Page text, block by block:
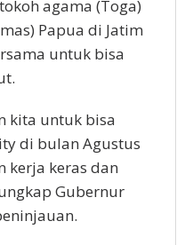
agama (Toga)
Papua di Jatim
untuk bisa
kita untuk bisa
di bulan Agustus
kerja keras dan
Gubernur